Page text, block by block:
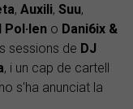
, Auxili, Suu,
Pol·len o Dani6ix &
sessions de DJ
, i un cap de cartell
s'ha anunciat la